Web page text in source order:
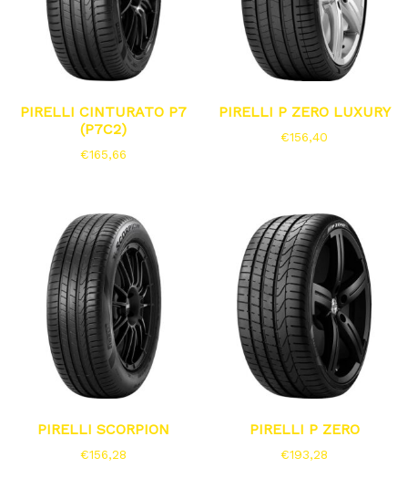
PIRELLI CINTURATO P7
(P7C2)
€165,66
PIRELLI P ZERO LUXURY
€156,40
PIRELLI SCORPION
€156,28
PIRELLI P ZERO
€193,28